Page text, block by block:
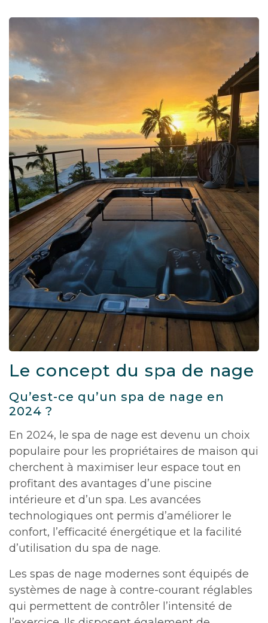
Le concept du spa de nage
Qu’est-ce qu’un spa de nage en
2024 ?
En 2024, le spa de nage est devenu un choix
populaire pour les propriétaires de maison qui
cherchent à maximiser leur espace tout en
profitant des avantages d’une piscine
intérieure et d’un spa. Les avancées
technologiques ont permis d’améliorer le
confort, l’efficacité énergétique et la facilité
d’utilisation du spa de nage.
Les spas de nage modernes sont équipés de
systèmes de nage à contre-courant réglables
qui permettent de contrôler l’intensité de